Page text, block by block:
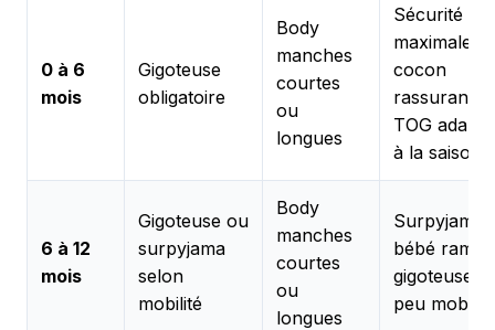
0 à 6
mois
Gigoteuse
obligatoire
Body
manches
courtes
ou
longues
Sécurité
maximale,
cocon
rassurant,
TOG adapté
à la saison
6 à 12
mois
Gigoteuse ou
surpyjama
selon
mobilité
Body
manches
courtes
ou
longues
Surpyjama
bébé
gigoteuse si
peu mobile